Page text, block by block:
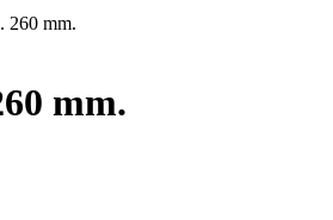
260 mm.
mm.